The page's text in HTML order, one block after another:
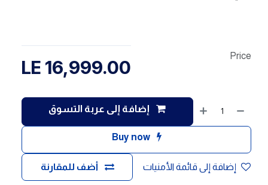
إضافة إلى عربة التسوق
Buy now
أضف للمقارنة إضافة إلى قائمة الأمنيات
Price
16,999.00